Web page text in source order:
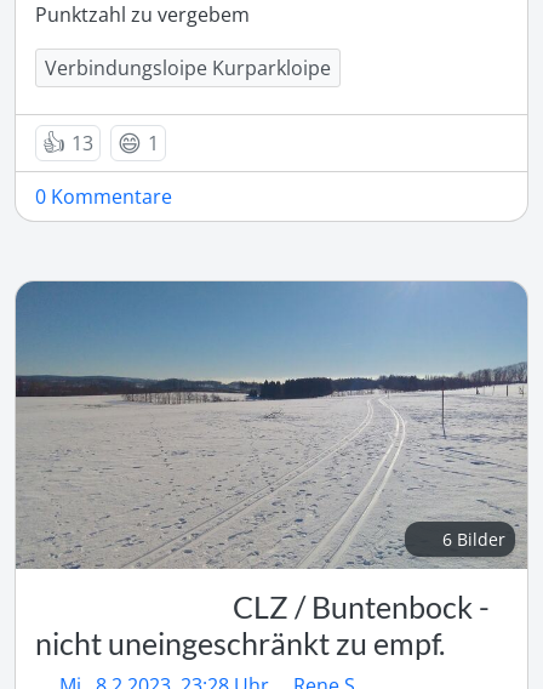
Punktzahl zu vergebem
Verbindungsloipe Kurparkloipe
👍 13 😄 1
0 Kommentare
6 Bilder
CLZ / Buntenbock -
nicht uneingeschränkt zu empf.